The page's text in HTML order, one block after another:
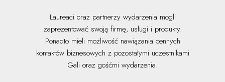
Laureaci oraz partnerzy wydarzenia mogli
zaprezentować swoją firmę, usługi i produkty.
Ponadto mieli możliwość nawiązania cennych
kontaktów biznesowych z pozostałymi uczestnikami
Gali oraz gośćmi wydarzenia.